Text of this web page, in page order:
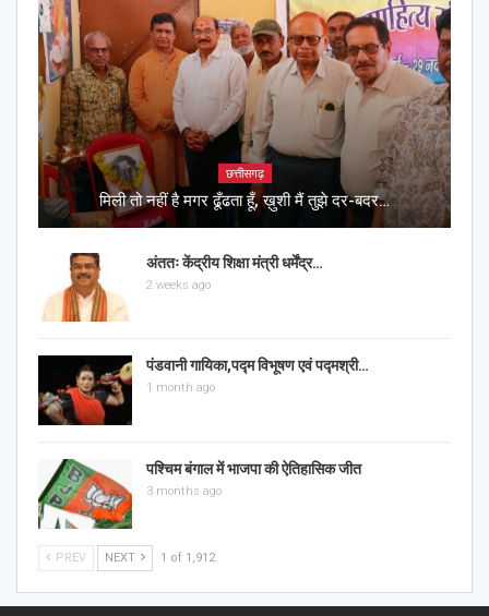
छत्तीसगढ़
मिली तो नहीं है मगर ढूँढता हूँ, ख़ुशी मैं तुझे दर-बदर…
अंततः केंद्रीय शिक्षा मंत्री धर्मेंद्र…
2 weeks ago
पंडवानी गायिका,पद्म विभूषण एवं पद्मश्री…
1 month ago
पश्चिम बंगाल में भाजपा की ऐतिहासिक जीत
3 months ago
PREV NEXT 1 of 1,912